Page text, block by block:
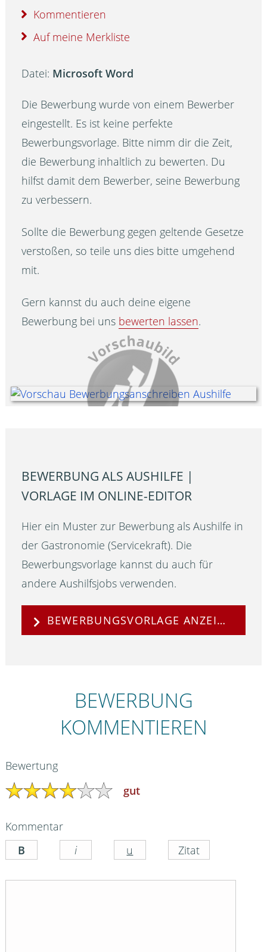
Kommentieren
Auf meine Merkliste
Datei: Microsoft Word
Die Bewerbung wurde von einem Bewerber
eingestellt. Es ist keine perfekte
Bewerbungsvorlage. Bitte nimm dir die Zeit,
die Bewerbung inhaltlich zu bewerten. Du
hilfst damit dem Bewerber, seine Bewerbung
zu verbessern.
Sollte die Bewerbung gegen geltende Gesetze
verstoßen, so teile uns dies bitte umgehend
mit.
Gern kannst du auch deine eigene
Bewerbung bei uns bewerten lassen.
BEWERBUNG ALS AUSHILFE |
VORLAGE IM ONLINE-EDITOR
Hier ein Muster zur Bewerbung als Aushilfe in
der Gastronomie (Servicekraft). Die
Bewerbungsvorlage kannst du auch für
andere Aushilfsjobs verwenden.
BEWERBUNGSVORLAGE ANZEIGEN
BEWERBUNG
KOMMENTIEREN
Bewertung
gut
Kommentar